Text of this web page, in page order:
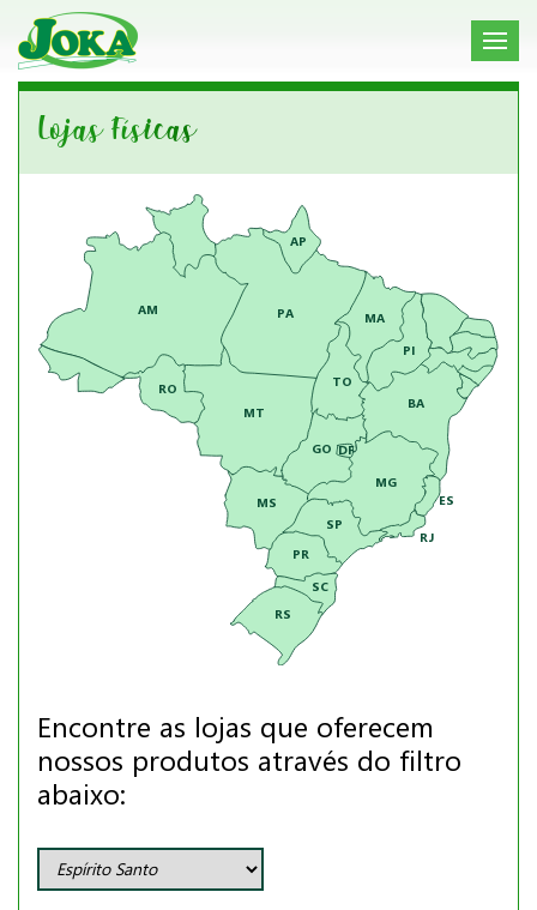
Lojas Físicas
TO
BA
PI
MA
AP
PA
AM
RO
MT
MS
GO
PR
SC
RS
SP
MG
RJ
ES
DF
Encontre as lojas que oferecem
nossos produtos através do filtro
abaixo: